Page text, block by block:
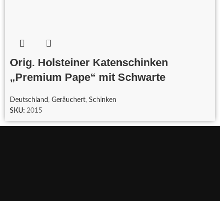
Orig. Holsteiner Katenschinken
„Premium Pape“ mit Schwarte
Deutschland , Geräuchert, Schinken
SKU: 2015